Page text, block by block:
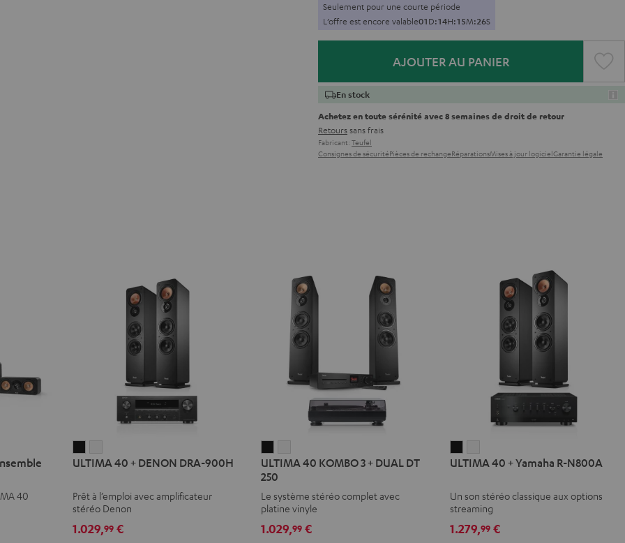
Seulement pour une courte période
L’offre est encore valable01D:14H:15M:25S
AJOUTER AU PANIER
En stock
Achetez en toute sérénité avec 8 semaines de droit de retour
Retourssans frais
Fabricant: Teufel
Consignes de sécuritéPièces de rechangeRéparationsMises à jour logicielGarantie légale
40
40
DENON
DRA-
900H
40
DENON
DRA-
900H
ULTIMA 40 + DENON DRA-900H
Prêt à l’emploi avec amplificateur
stéréo Denon
1.029,99€
40
KOMBO
3
+
DUAL
40
3
+
DUAL
ULTIMA 40 KOMBO 3 + DUAL DT
250
Le système stéréo complet avec
platine vinyle
1.029,99 €
40
Yamaha
R-
N800A
40
Yamaha
R-
N800A
ULTIMA 40 + Yamaha R-N800A
Un son stéréo classique aux options
streaming
1.279,99 €